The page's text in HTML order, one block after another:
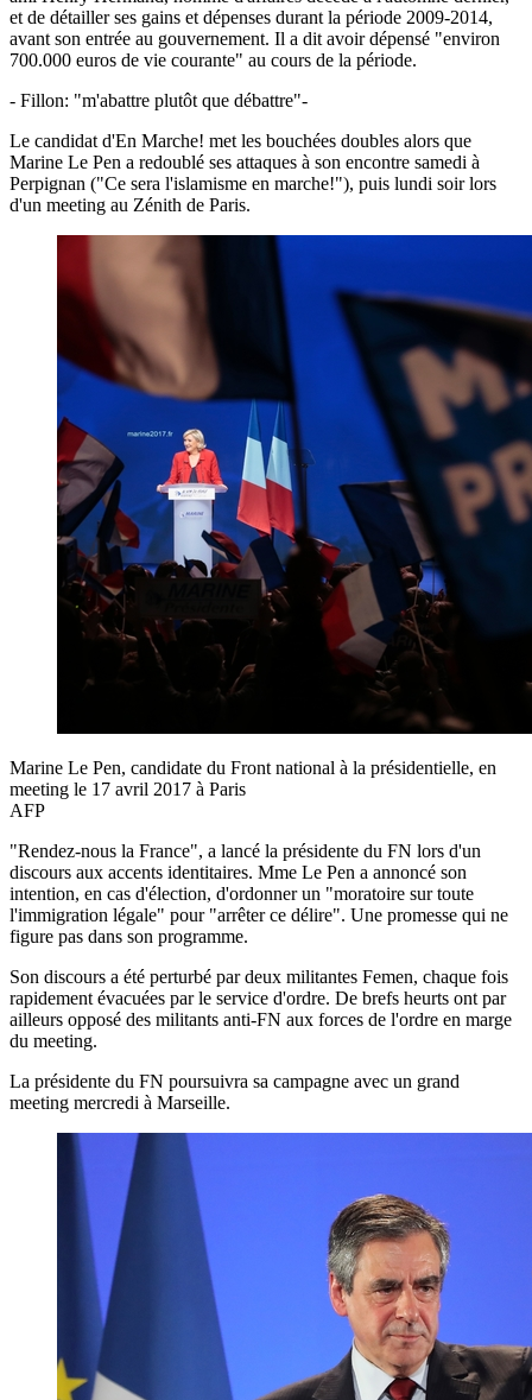
et de détailler ses gains et dépenses durant la période 2009-2014,
avant son entrée au gouvernement. Il a dit avoir dépensé "environ
700.000 euros de vie courante" au cours de la période.
- Fillon: "m'abattre plutôt que débattre"-
Le candidat d'En Marche! met les bouchées doubles alors que
Marine Le Pen a redoublé ses attaques à son encontre samedi à
Perpignan ("Ce sera l'islamisme en marche!"), puis lundi soir lors
d'un meeting au Zénith de Paris.
Marine Le Pen, candidate du Front national à la présidentielle, en
meeting le 17 avril 2017 à Paris
AFP
"Rendez-nous la France", a lancé la présidente du FN lors d'un
discours aux accents identitaires. Mme Le Pen a annoncé son
intention, en cas d'élection, d'ordonner un "moratoire sur toute
l'immigration légale" pour "arrêter ce délire". Une promesse qui ne
figure pas dans son programme.
Son discours a été perturbé par deux militantes Femen, chaque fois
rapidement évacuées par le service d'ordre. De brefs heurts ont par
ailleurs opposé des militants anti-FN aux forces de l'ordre en marge
du meeting.
La présidente du FN poursuivra sa campagne avec un grand
meeting mercredi à Marseille.